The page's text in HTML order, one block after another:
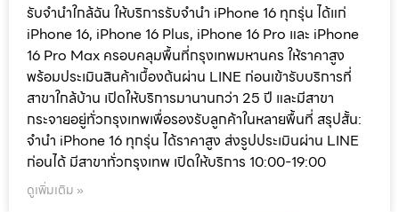
รับจำนำใกล้ฉัน ให้บริการรับจำนำ iPhone 16 ทุกรุ่น ได้แก่
iPhone 16, iPhone 16 Plus, iPhone 16 Pro และ iPhone
16 Pro Max ครอบคลุมพื้นที่กรุงเทพมหานคร ให้ราคาสูง
พร้อมประเมินสินค้าเบื้องต้นผ่าน LINE ก่อนเข้ารับบริการที่
สาขาใกล้บ้าน เปิดให้บริการมานานกว่า 25 ปี และมีสาขา
กระจายอยู่ทั่วกรุงเทพเพื่อรองรับลูกค้าในหลายพื้นที่ สรุปสั้น:
จำนำ iPhone 16 ทุกรุ่น ได้ราคาสูง ส่งรูปประเมินผ่าน LINE
ก่อนได้ มีสาขาทั่วกรุงเทพ เปิดให้บริการ 10:00-19:00
ดูเพิ่มเติม »